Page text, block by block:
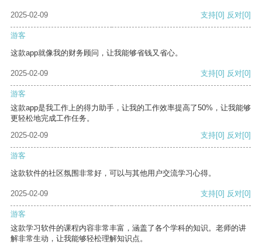
2025-02-09 支持[0] 反对[0]
游客
这款app就像我的财务顾问，让我能够省钱又省心。
2025-02-09 支持[0] 反对[0]
游客
这款app是我工作上的得力助手，让我的工作效率提高了50%，让我能够
更轻松地完成工作任务。
2025-02-09
支持[0] 反对[0]
游客
这款软件的社区氛围非常好，可以与其他用户交流学习心得。
2025-02-09 支持[0] 反对[0]
游客
这款学习软件的课程内容非常丰富，涵盖了各个学科的知识。老师的讲
解非常生动，让我能够轻松理解知识点。